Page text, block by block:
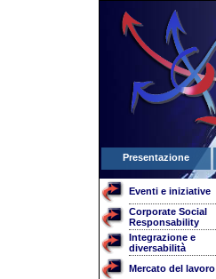
Presentazione
Eventi e iniziative
Corporate Social
Responsability
Integrazione e
diversabilità
Mercato del lavoro